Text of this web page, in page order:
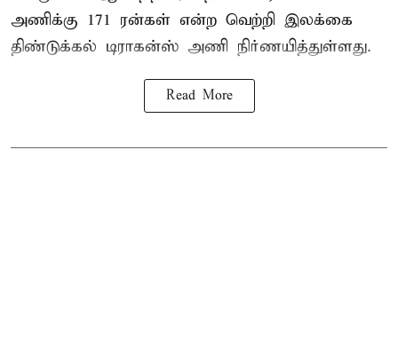
அணிக்கு 171 ரன்கள் என்ற வெற்றி இலக்கை
திண்டுக்கல் டிராகன்ஸ் அணி நிர்ணயித்துள்ளது.
Read More